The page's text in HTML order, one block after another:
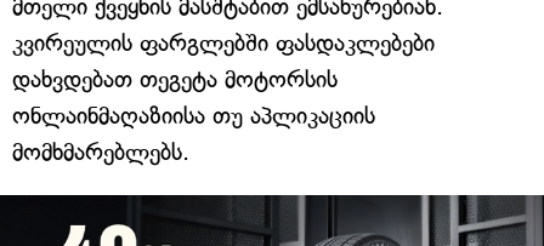
მთელი ქვეყნის მასშტაბით ემსახურებიან.
კვირეულის ფარგლებში ფასდაკლებები
დახვდებათ თეგეტა მოტორსის
ონლაინმაღაზიისა თუ აპლიკაციის
მომხმარებლებს.